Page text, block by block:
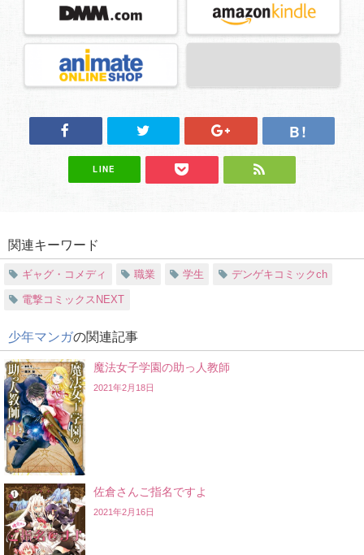
LINE
関連キーワード
ギャグ・コメディ 職業 学生 デンゲキコミックch
電撃コミックスNEXT
少年マンガの関連記事
魔法女子学園の助っ人教師
2021年2月18日
佐倉さんご指名ですよ
2021年2月16日